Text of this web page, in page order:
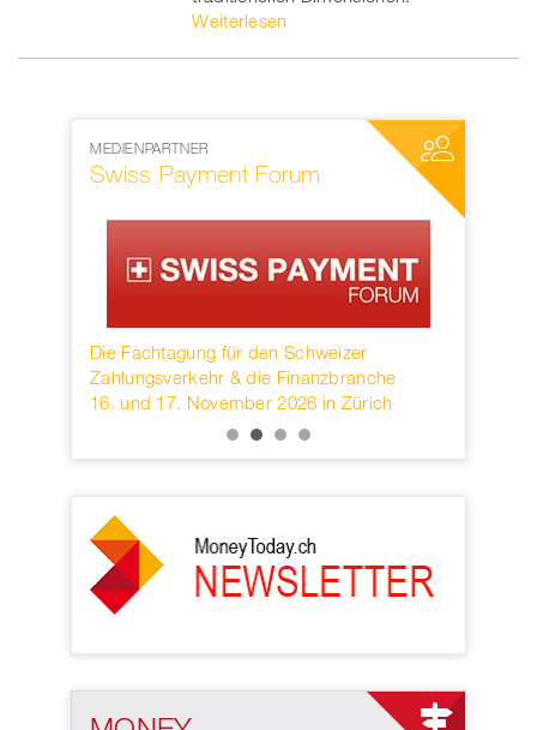
Weiterlesen
MEDIENPARTNER
Swiss Payment Forum
Die Fachtagung für den Schweizer
Zahlungsverkehr & die Finanzbranche
16. und 17. November 2026 in Zürich